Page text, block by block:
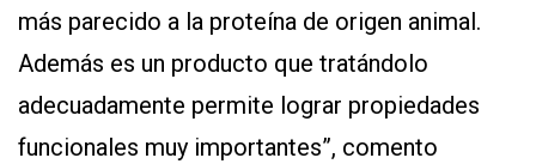
más parecido a la proteína de origen animal.
Además es un producto que tratándolo
adecuadamente permite lograr propiedades
funcionales muy importantes”, comento